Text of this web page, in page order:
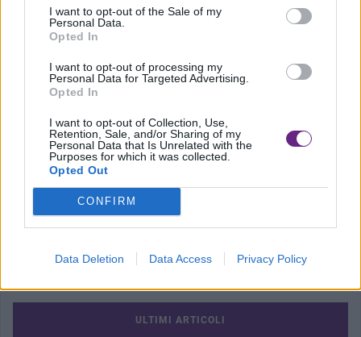
I want to opt-out of the Sale of my
Personal Data.
Opted In
I want to opt-out of processing my
Personal Data for Targeted Advertising.
Opted In
I want to opt-out of Collection, Use,
Retention, Sale, and/or Sharing of my
Personal Data that Is Unrelated with the
Purposes for which it was collected.
Opted Out
CONFIRM
Data Deletion Data Access Privacy Policy
Minaccia di uccidere la figlia e
ustiona le braccia alla moglie,
arrestato 40enne
Successivo
Scippata da una baby gang davanti il
comune
ULTIMI ARTICOLI